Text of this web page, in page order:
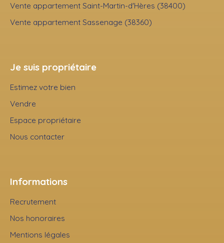
Vente appartement Saint-Martin-d'Hères (38400)
Vente appartement Sassenage (38360)
Je suis propriétaire
Estimez votre bien
Vendre
Espace propriétaire
Nous contacter
Informations
Recrutement
Nos honoraires
Mentions légales